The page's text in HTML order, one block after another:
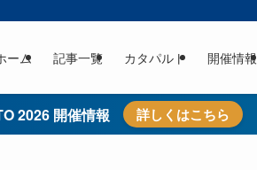
ーム 記事一覧 カタパルト 開催情報
2026 開催情報 詳しくはこちら